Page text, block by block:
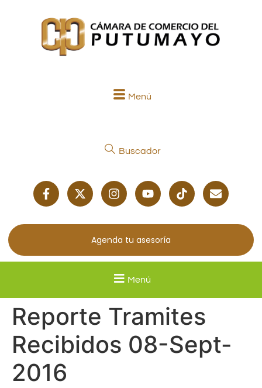
Menú
Buscador
Agenda tu asesoría
Menú
Reporte Tramites
Recibidos 08-Sept-
2016